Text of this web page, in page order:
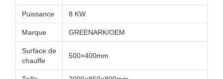
Puissance 8 KW
Marque GREENARK/OEM
Surface de
chauffe
500×400mm